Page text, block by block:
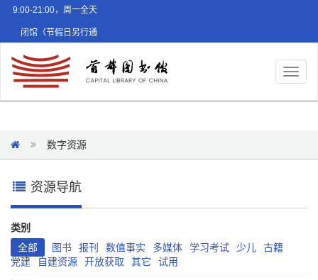
9:00-21:00，周一全天
闭馆（节假日另行通
数字资源
资源导航
类别
全部
图书 报刊 数值事实 多媒体 学习考试 少儿
古籍
党建
自建资源 开放获取 其它 试用